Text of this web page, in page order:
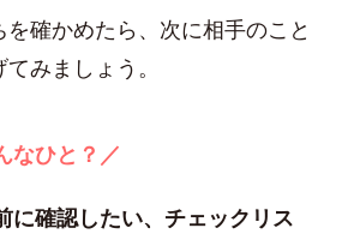
を確かめたら、次に相手のこと
みましょう。
なひと？／
に確認したい、チェックリス